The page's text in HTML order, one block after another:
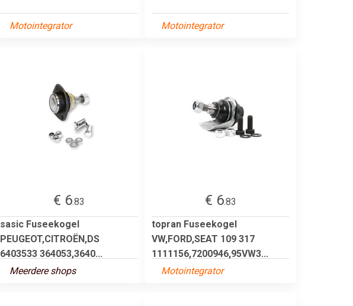
Motointegrator Motointegrator
€ 6.83
sasic Fuseekogel
PEUGEOT,CITROËN,DS
6403533 364053,3640...
Meerdere shops
€ 6.83
topran Fuseekogel
VW,FORD,SEAT 109 317
1111156,7200946,95VW3...
Motointegrator